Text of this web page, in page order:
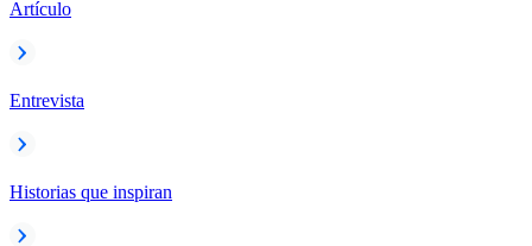
Artículo
Entrevista
Historias que inspiran